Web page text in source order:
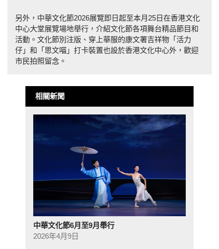
另外，中華文化節2026展覽即日起至本月25日在香港文化
中心大堂展覽場地舉行，介紹文化節各項舞台精品節目和
活動。文化節別注版、穿上華服的康文署吉祥物「活力
仔」和「思文喵」打卡裝置也設於香港文化中心外，歡迎
市民拍照留念。
相關新聞
中華文化節6月至9月舉行
2026年4月9日